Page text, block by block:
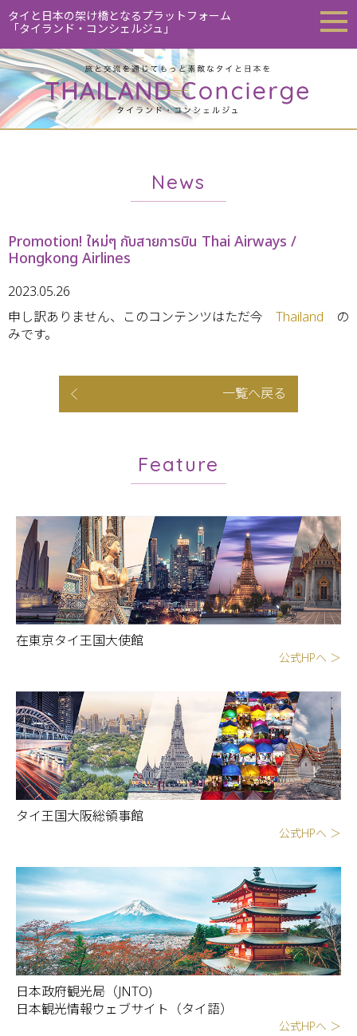
タイと日本の架け橋となるプラットフォーム
「タイランド・コンシェルジュ」
News
Promotion! ใหม่ๆ กับสายการบิน Thai Airways /
Hongkong Airlines
2023.05.26
申し訳ありません、このコンテンツはただ今 Thailand の
みです。
一覧へ戻る
Feature
在東京タイ王国大使館
公式HPへ ＞
タイ王国大阪総領事館
公式HPへ ＞
日本政府観光局（JNTO)
日本観光情報ウェブサイト（タイ語）
公式HPへ ＞